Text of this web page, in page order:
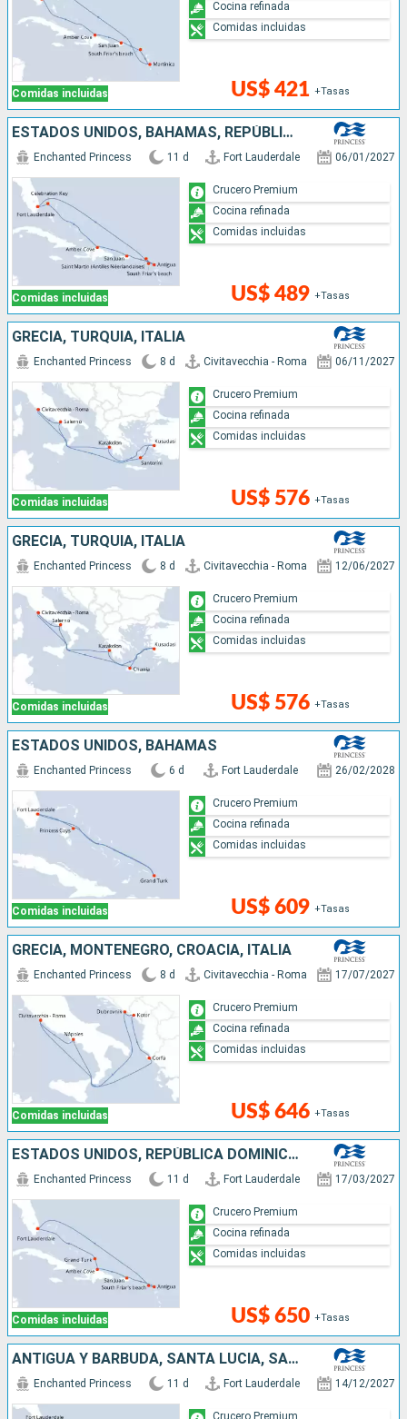
Comidas incluidas US$ 421 +Tasas
Cocina refinada
Comidas incluidas
ESTADOS UNIDOS, BAHAMAS, REPÚBLICA DOMINICANA, PUERTO RICO, ANTIGUA Y BARBUDA, SAN MARTÍN
Comidas incluidas
Enchanted Princess 11 d Fort Lauderdale 06/01/2027
US$ 489 +Tasas
Crucero Premium
Cocina refinada
Comidas incluidas
GRECIA, TURQUÍA, ITALIA
Comidas incluidas
Enchanted Princess 8 d Civitavecchia - Roma 06/11/2027
US$ 576 +Tasas
Crucero Premium
Cocina refinada
Comidas incluidas
GRECIA, TURQUÍA, ITALIA
Comidas incluidas
Enchanted Princess 8 d Civitavecchia - Roma 12/06/2027
US$ 576 +Tasas
Crucero Premium
Cocina refinada
Comidas incluidas
ESTADOS UNIDOS, BAHAMAS
Comidas incluidas
Enchanted Princess 6 d Fort Lauderdale 26/02/2028
US$ 609 +Tasas
Crucero Premium
Cocina refinada
Comidas incluidas
GRECIA, MONTENEGRO, CROACIA, ITALIA
Comidas incluidas
Enchanted Princess 8 d Civitavecchia - Roma 17/07/2027
US$ 646 +Tasas
Crucero Premium
Cocina refinada
Comidas incluidas
ESTADOS UNIDOS, REPÚBLICA DOMINICANA, PUERTO RICO, SAN MARTÍN, ANTIGUA Y BARBUDA
Comidas incluidas
Enchanted Princess 11 d Fort Lauderdale 17/03/2027
US$ 650 +Tasas
Crucero Premium
Cocina refinada
Comidas incluidas
ANTIGUA Y BARBUDA, SANTA LUCIA, SAN MARTÍN, ESTADOS UNIDOS
Enchanted Princess 11 d Fort Lauderdale 14/12/2027
Crucero Premium